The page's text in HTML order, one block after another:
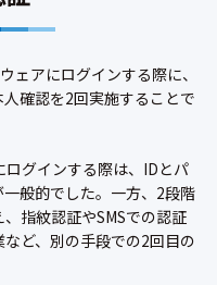
ェアにログインする際に、
確認を2回実施することで
グインする際は、IDとパ
般的でした。一方、2段階
指紋認証やSMSでの認証
ど、別の手段での2回目の